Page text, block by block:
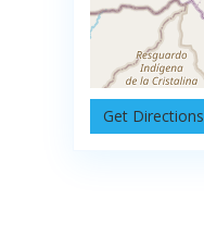
Get Directions